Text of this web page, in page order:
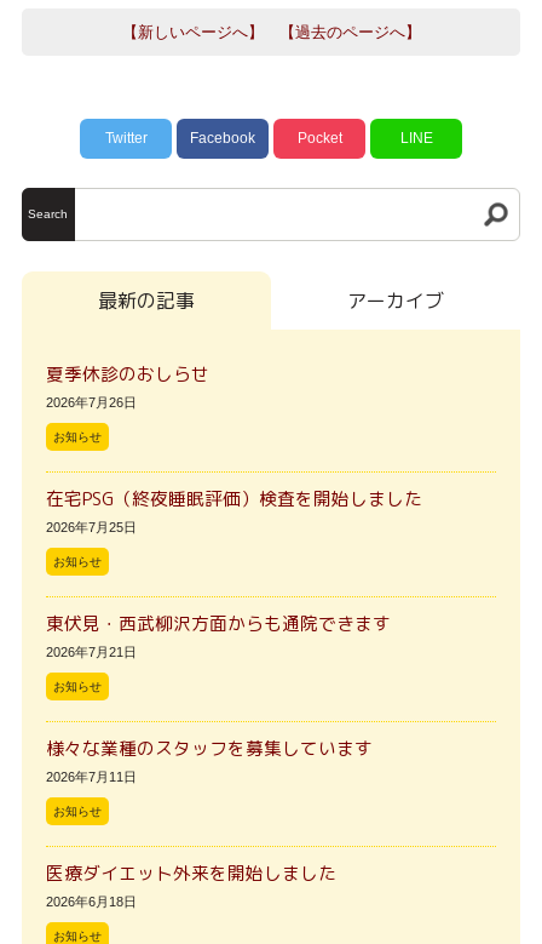
【新しいページへ】 【過去のページへ】
Twitter Facebook Pocket LINE
Search
最新の記事 アーカイブ
夏季休診のおしらせ
2026年7月26日
お知らせ
在宅PSG（終夜睡眠評価）検査を開始しました
2026年7月25日
お知らせ
東伏見・西武柳沢方面からも通院できます
2026年7月21日
お知らせ
様々な業種のスタッフを募集しています
2026年7月11日
お知らせ
医療ダイエット外来を開始しました
2026年6月18日
お知らせ